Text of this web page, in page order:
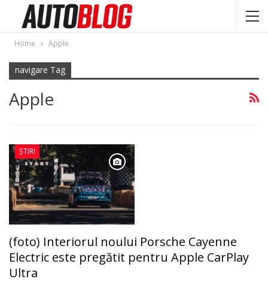
Home Apple
navigare Tag
Apple
ȘTIRI
(foto) Interiorul noului Porsche Cayenne
Electric este pregătit pentru Apple CarPlay
Ultra